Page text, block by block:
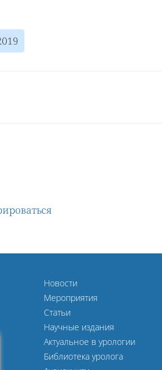
Новости
Мероприятия
Статьи
Научные издания
Актуальное в урологии
Библиотека уролога